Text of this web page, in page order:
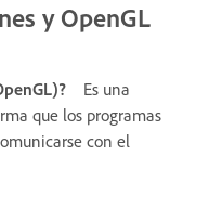
y OpenGL
Es una
que los programas
con el